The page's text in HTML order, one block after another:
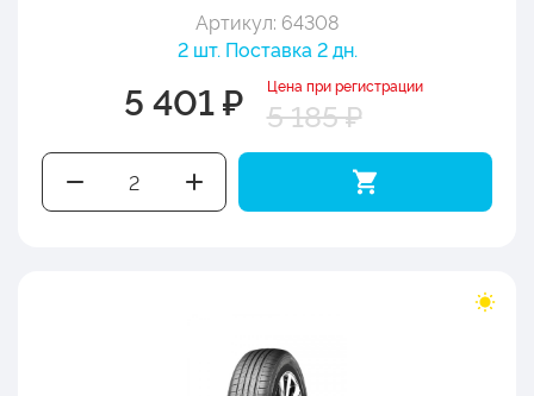
Артикул: 64308
2 шт. Поставка 2 дн.
5 401 ₽ Цена при регистрации
5 185 ₽